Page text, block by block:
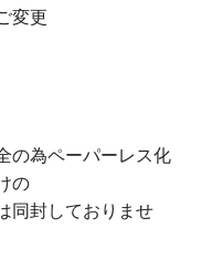
変更
の為ペーパーレス化
の
同封しておりませ